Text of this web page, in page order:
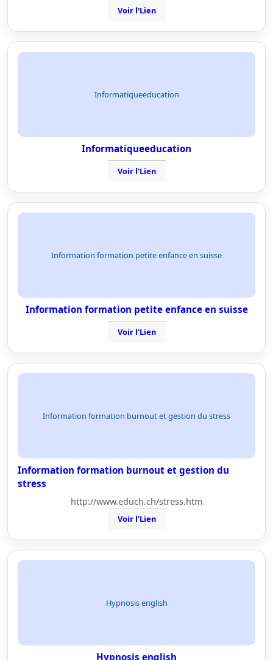
Voir l'Lien
Informatiqueeducation
Informatiqueeducation
Voir l'Lien
Information formation petite enfance en suisse
Information formation petite enfance en suisse
Voir l'Lien
Information formation burnout et gestion du stress
Information formation burnout et gestion du
stress
http://www.educh.ch/stress.htm
Voir l'Lien
Hypnosis english
Hypnosis english